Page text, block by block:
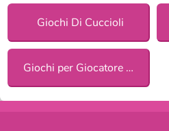
Giochi Di Cuccioli
Giochi per Giocatore Singolo